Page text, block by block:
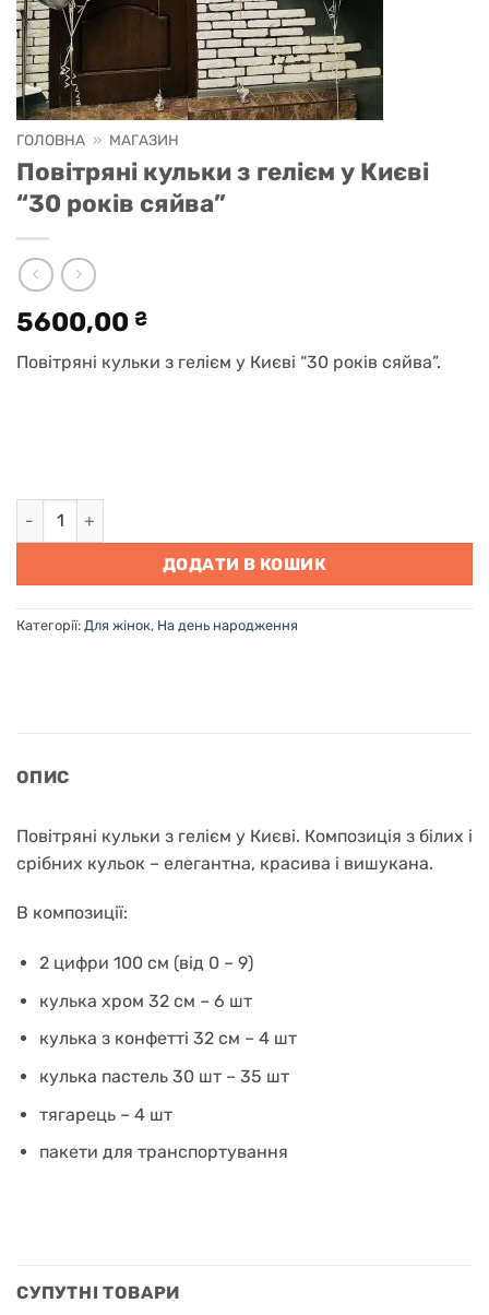
ГОЛОВНА » МАГАЗИН
Повітряні кульки з гелієм у Києві
“30 років сяйва”
5600,00 ₴
Повітряні кульки з гелієм у Києві “30 років сяйва”.
Повітряні кульки з гелієм у Києві "30 років сяйва"
ДОДАТИ В КОШИК
Категорії: Для жінок, На день народження
ОПИС
Повітряні кульки з гелієм у Києві. Композиція з білих і
срібних кульок – елегантна, красива і вишукана.
В композиції:
2 цифри 100 см (від 0 – 9)
кулька хром 32 см – 6 шт
кулька з конфетті 32 см – 4 шт
кулька пастель 30 шт – 35 шт
тягарець – 4 шт
пакети для транспортування
СУПУТНІ ТОВАРИ